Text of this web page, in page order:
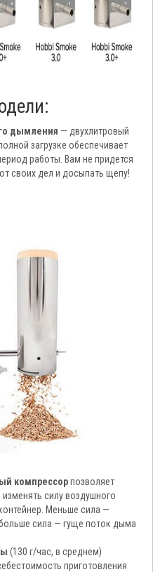
дымления — двухлитровый
загрузке обеспечивает
работы. Вам не придется
своих дел и досыпать щепу!
компрессорпозволяет
силу воздушного
Меньше сила —
сила — гуще поток дыма
(130 г/час, в среднем)
приготовления